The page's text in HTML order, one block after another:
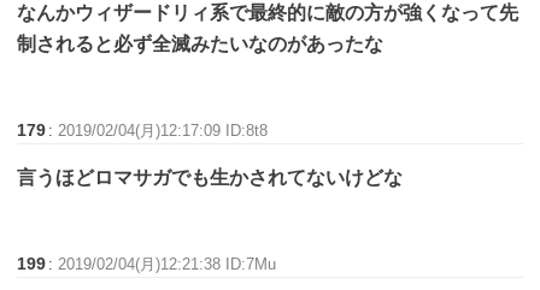
なんかウィザードリィ系で最終的に敵の方が強くなって先
制されると必ず全滅みたいなのがあったな
179 : 2019/02/04(月)12:17:09 ID:8t8
言うほどロマサガでも生かされてないけどな
199 : 2019/02/04(月)12:21:38 ID:7Mu